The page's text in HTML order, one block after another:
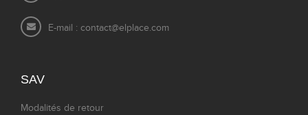
E-mail : contact@elplace.com
SAV
Modalités de retour